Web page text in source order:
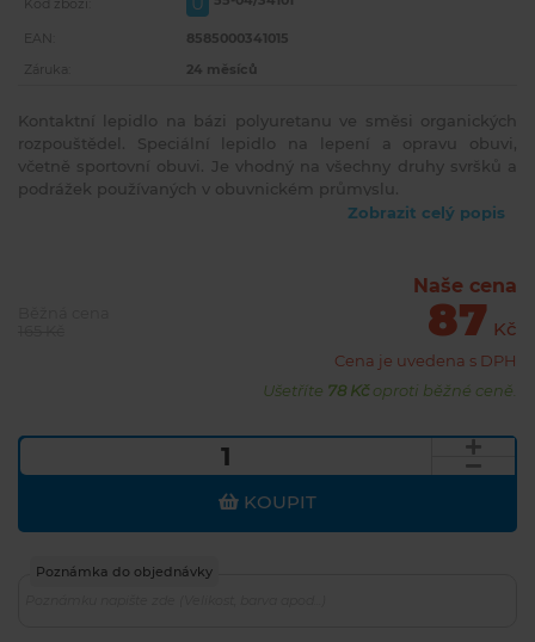
Kód zboží:
EAN:
8585000341015
Záruka:
24 měsíců
Kontaktní lepidlo na bázi polyuretanu ve směsi organických
rozpouštědel. Speciální lepidlo na lepení a opravu obuvi,
včetně sportovní obuvi. Je vhodný na všechny druhy svršků a
podrážek používaných v obuvnickém průmyslu.
Kontaktní lepidlo na bázi polyuretanu ve směsi organických
Speciální lepidlo na lepení a opravu obuvi, včetně sportovní
používaných v obuvnickém průmyslu. Lepí a pevně spojuje
širokou škálu a kombinací materiálů: kov, guma, kůže,
materiály, dřevo apod. Zvláště vhodné pro lepení plastů o
rozdílné tvrdosti jako jsou PVC, polykarbonát, plexisklo, ABS
teflonu.
Zobrazit celý popis
Naše cena
87 Kč
Cena je uvedena s DPH
Ušetříte 78 Kčoproti běžné ceně.
KOUPIT
Poznámka do objednávky